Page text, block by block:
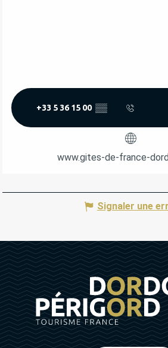
+33 5 36 15 00 ▒▒
www.gites-de-france-
Signaler une